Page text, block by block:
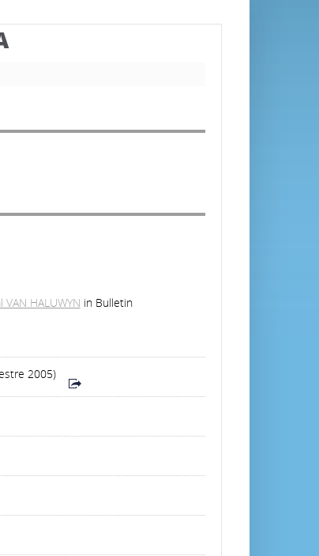
VAN HALUWYN in Bulletin
2005)